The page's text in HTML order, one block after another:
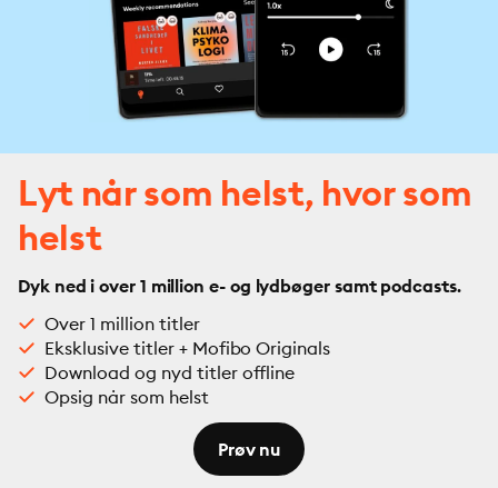
Lyt når som helst, hvor som
helst
Dyk ned i over 1 million e- og lydbøger samt podcasts.
Over 1 million titler
Eksklusive titler + Mofibo Originals
Download og nyd titler offline
Opsig når som helst
Prøv nu